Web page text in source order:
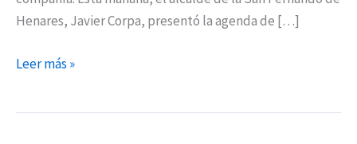
Henares, Javier Corpa, presentó la agenda de […]
Leer más »